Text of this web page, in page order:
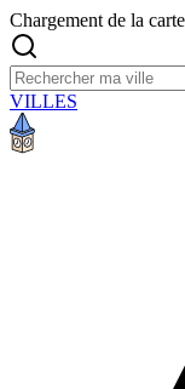
Chargement de la
VILLES